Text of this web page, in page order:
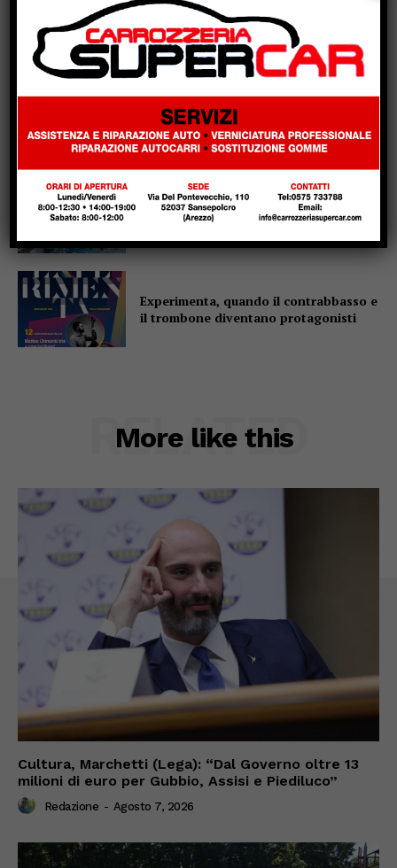
Fiere di San Bartolomeo, la Chianina
torna in gara: al parco Langer la sfida
di 30 giganti bianchi
Casa di Rosa, gli Sbandieratori
scaldano il cuore: il Soroptimist dona
un condizionatore e due buoni spesa
Altotevere, stimoli a mille per
Marzolla: “La squadra è ancora più
Experimenta, quando il contrabbasso e
il trombone diventano protagonisti
More like this
RELATED
Cultura, Marchetti (Lega): “Dal Governo oltre 13
milioni di euro per Gubbio, Assisi e Piediluco”
Redazione - Agosto 7, 2026